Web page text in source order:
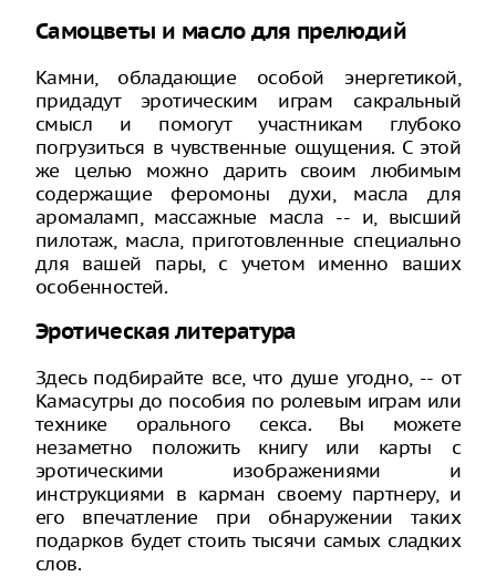
Самоцветы и масло для прелюдий
Камни, обладающие особой энергетикой,
придадут эротическим играм сакральный
смысл и помогут участникам глубоко
погрузиться в чувственные ощущения. С этой
же целью можно дарить своим любимым
содержащие феромоны духи, масла для
аромаламп, массажные масла -- и, высший
пилотаж, масла, приготовленные специально
для вашей пары, с учетом именно ваших
особенностей.
Эротическая литература
Здесь подбирайте все, что душе угодно, -- от
Камасутры до пособия по ролевым играм или
технике орального секса. Вы можете
незаметно положить книгу или карты с
эротическими изображениями и
инструкциями в карман своему партнеру, и
его впечатление при обнаружении таких
подарков будет стоить тысячи самых сладких
слов.